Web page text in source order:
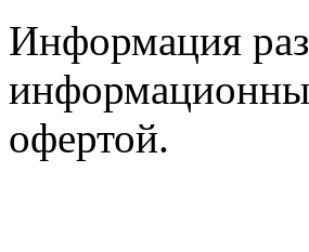
Информация
офертой.